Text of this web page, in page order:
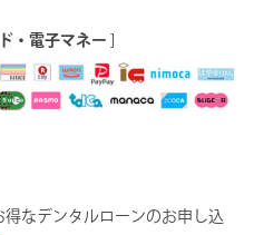
・電子マネー
なデンタルローンのお申し込